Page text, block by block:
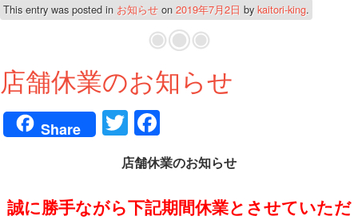
This entry was posted in お知らせ on 2019年7月2日 bykaitori-king.
店舗休業のお知らせ
Share T
wi
tte
r
ce
bo
ok
店舗休業のお知らせ
誠に勝手ながら下記期間休業とさせていただ